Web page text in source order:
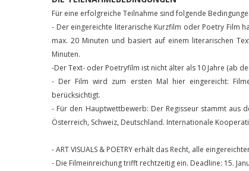
Für eine erfolgreiche Teilnahme sind folgende
- Der eingereichte literarische Kurzfilm oder Poetry Film
max. 20 Minuten und basiert auf einem literarischen
Minuten.
-Der Text- oder Poetryfilm ist nicht älter als 10 Jahre (ab
- Der Film wird zum ersten Mal hier eingereicht:
berücksichtigt.
- Für den Hauptwettbewerb: Der Regisseur stammt aus
Österreich, Schweiz, Deutschland. Internationale
- ART VISUALS & POETRY erhält das Recht, alle
- Die Filmeinreichung trifft rechtzeitig ein. Deadline: 15.